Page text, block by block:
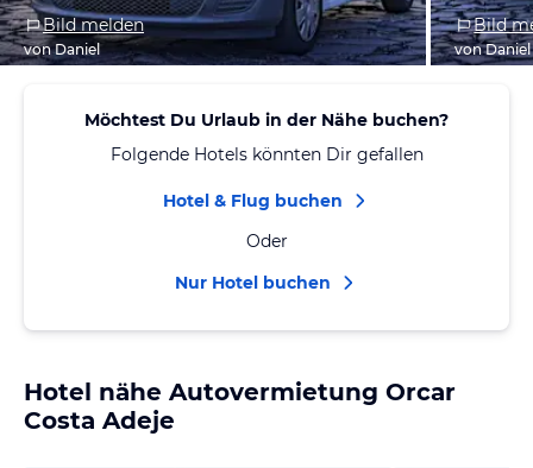
Bild melden
von Daniel
Bild
von Daniel
Möchtest Du Urlaub in der Nähe buchen?
Folgende Hotels könnten Dir gefallen
Hotel & Flug buchen
Oder
Nur Hotel buchen
Hotel nähe Autovermietung Orcar
Costa Adeje